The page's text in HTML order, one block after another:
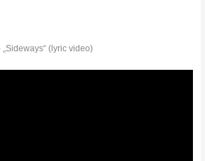
(lyric video)